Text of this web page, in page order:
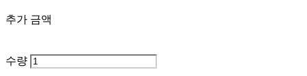
추가 금액
수량